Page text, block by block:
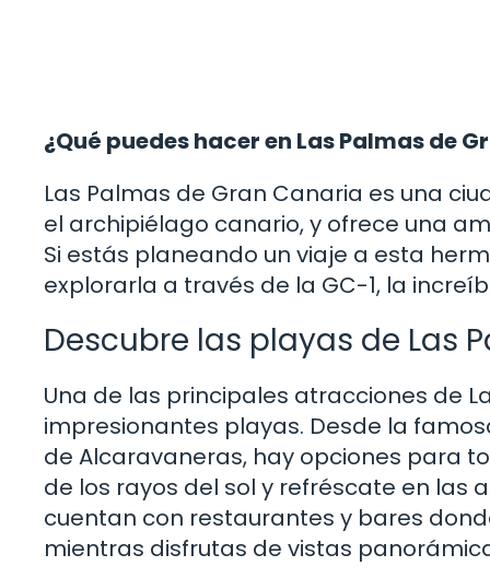
¿Qué puedes hacer en Las Palmas de
Las Palmas de Gran Canaria es una
el archipiélago canario, y ofrece una
Si estás planeando un viaje a esta
explorarla a través de la GC-1, la
Descubre las playas de Las
Una de las principales atracciones de
impresionantes playas. Desde la
de Alcaravaneras, hay opciones para
de los rayos del sol y refréscate en las
cuentan con restaurantes y bares
mientras disfrutas de vistas